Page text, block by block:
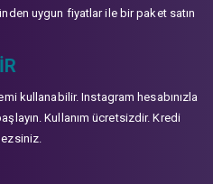
uygun fiyatlar ile bir paket satın
kullanabilir. Instagram hesabınızla
Kullanım ücretsizdir. Kredi